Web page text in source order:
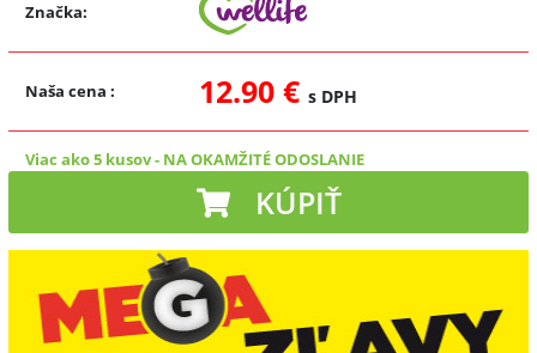
Značka:
Naša cena : 12.90 € s DPH
Viac ako 5 kusov- NA OKAMŽITÉ ODOSLANIE
KÚPIŤ